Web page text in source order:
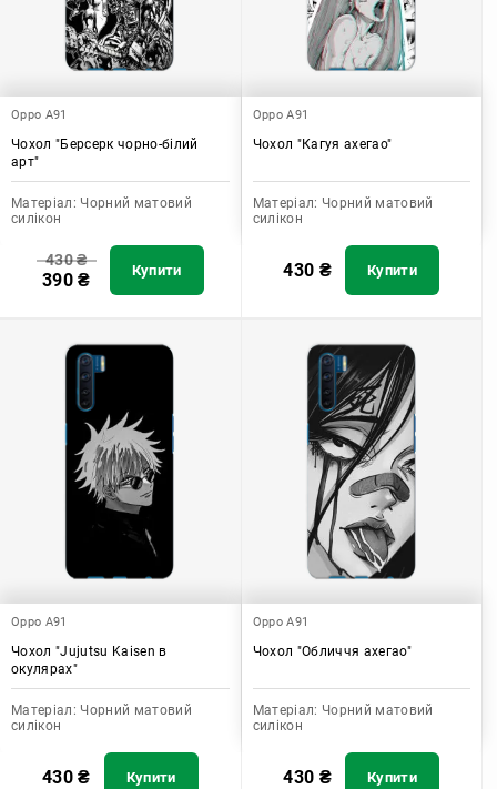
Oppo A91
Чохол "Берсерк чорно-білий
арт"
Матеріал: Чорний матовий
силікон
430₴
390₴ Купити
Oppo A91
Чохол "Кагуя ахегао"
Матеріал: Чорний матовий
силікон
430 ₴ Купити
Oppo A91
Чохол "Jujutsu Kaisen в
окулярах"
Матеріал: Чорний матовий
силікон
430₴ Купити
Oppo A91
Чохол "Обличчя ахегао"
Матеріал: Чорний матовий
силікон
430 ₴ Купити